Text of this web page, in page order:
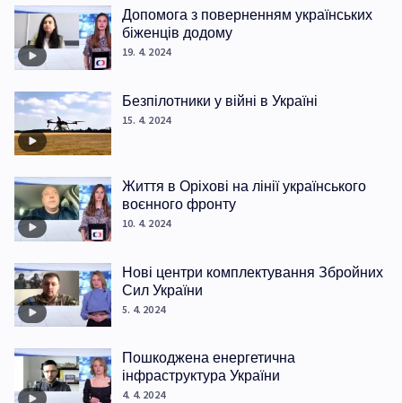
Допомога з поверненням українських
біженців додому
19. 4. 2024
Безпілотники у війні в Україні
15. 4. 2024
Життя в Оріхові на лінії українського
воєнного фронту
10. 4. 2024
Нові центри комплектування Збройних
Сил України
5. 4. 2024
Пошкоджена енергетична
інфраструктура України
4. 4. 2024